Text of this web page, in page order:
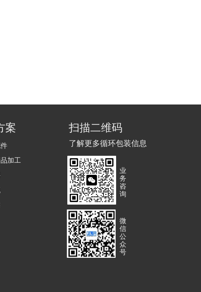
扫描二维码
了解更多循环包装信息
微
信
公
众
号
业
务
咨
询
案
加工